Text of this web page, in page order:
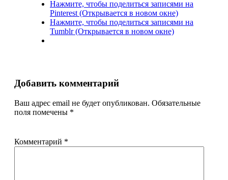
Нажмите, чтобы поделиться записями на
Pinterest (Открывается в новом окне)
Нажмите, чтобы поделиться записями на
Tumblr (Открывается в новом окне)
Добавить комментарий
Ваш адрес email не будет опубликован. Обязательные
поля помечены *
Комментарий *